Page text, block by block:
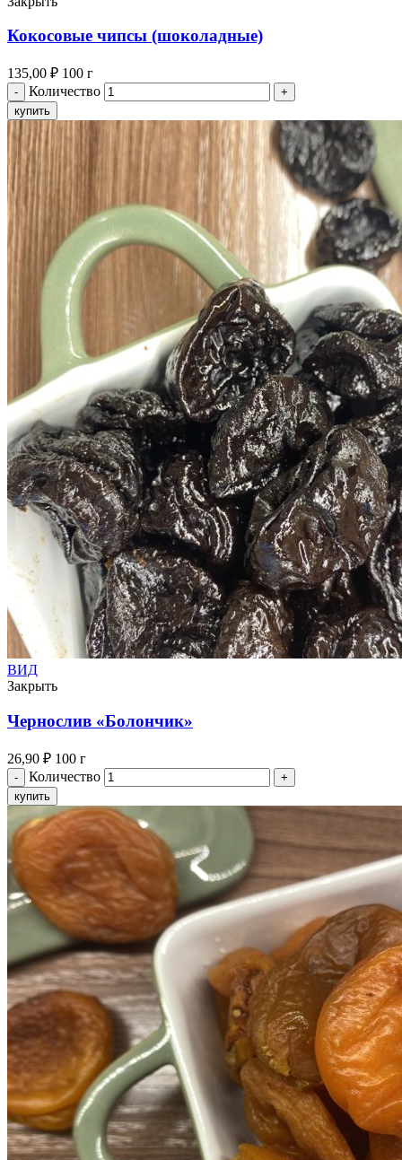
Кокосовые чипсы (шоколадные)
135,00 ₽ 100 г
Количество
купить
ВИД
Закрыть
Чернослив «Болончик»
26,90 ₽ 100 г
Количество
купить